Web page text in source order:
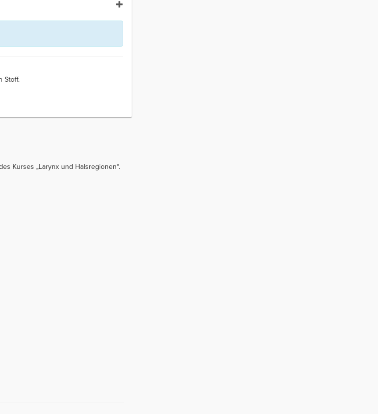
Stoff.
Kurses „Larynx und Halsregionen“.